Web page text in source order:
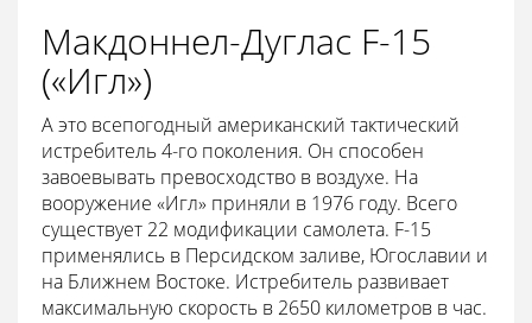
Макдоннел-Дуглас F-15
(«Игл»)
А это всепогодный американский тактический
истребитель 4-го поколения. Он способен
завоевывать превосходство в воздухе. На
вооружение «Игл» приняли в 1976 году. Всего
существует 22 модификации самолета. F-15
применялись в Персидском заливе, Югославии и
на Ближнем Востоке. Истребитель развивает
максимальную скорость в 2650 километров в час.